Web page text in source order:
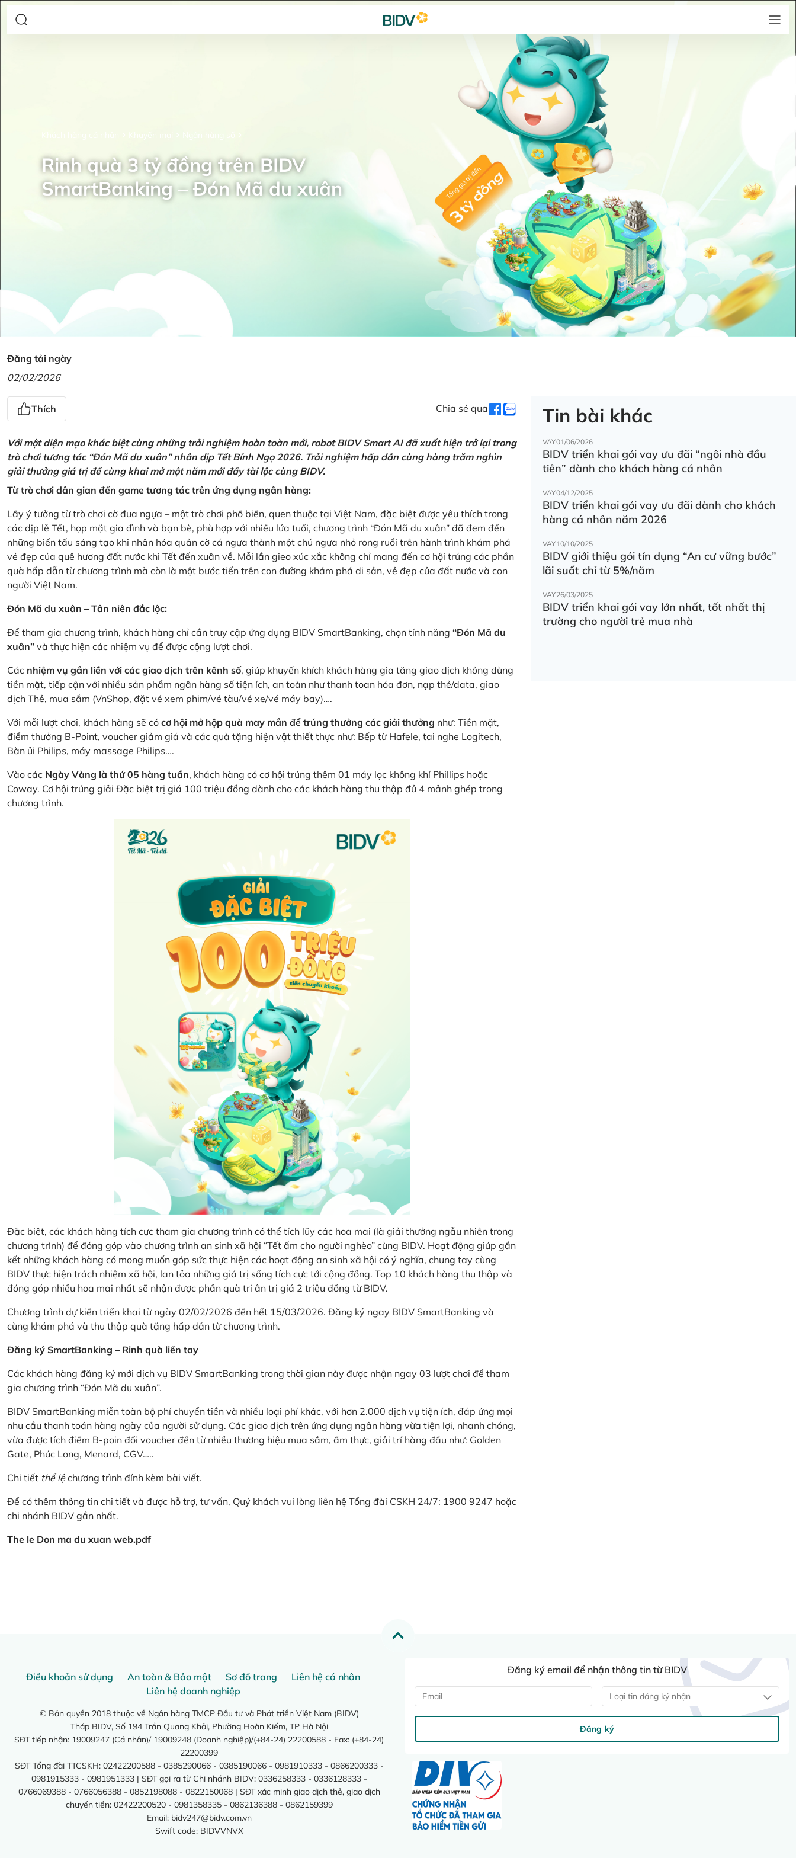
Khuyến mại Ngân hàng số
Rinh quà 3 tỷ đồng trên BIDV
SmartBanking – Đón Mã du xuân
Đăng tải ngày
02/02/2026
Thích Chia sẻ qua
Với một diện mạo khác biệt cùng những trải nghiệm hoàn toàn mới, robot BIDV Smart AI đã xuất hiện trở lại trong
trò chơi tương tác “Đón Mã du xuân” nhân dịp Tết Bính Ngọ 2026. Trải nghiệm hấp dẫn cùng hàng trăm nghìn
giải thưởng giá trị để cùng khai mở một năm mới đầy tài lộc cùng BIDV.
Từ trò chơi dân gian đến game tương tác trên ứng dụng ngân hàng:
Lấy ý tưởng từ trò chơi cờ đua ngựa – một trò chơi phổ biến, quen thuộc tại Việt Nam, đặc biệt được yêu thích trong
các dịp lễ Tết, họp mặt gia đình và bạn bè, phù hợp với nhiều lứa tuổi, chương trình “Đón Mã du xuân” đã đem đến
những biến tấu sáng tạo khi nhân hóa quân cờ cá ngựa thành một chú ngựa nhỏ rong ruổi trên hành trình khám phá
vẻ đẹp của quê hương đất nước khi Tết đến xuân về. Mỗi lần gieo xúc xắc không chỉ mang đến cơ hội trúng các phần
quà hấp dẫn từ chương trình mà còn là một bước tiến trên con đường khám phá di sản, vẻ đẹp của đất nước và con
người Việt Nam.
Đón Mã du xuân – Tân niên đắc lộc:
Để tham gia chương trình, khách hàng chỉ cần truy cập ứng dụng BIDV SmartBanking, chọn tính năng “Đón Mã du
xuân” và thực hiện các nhiệm vụ để được cộng lượt chơi.
Các nhiệm vụ gắn liền với các giao dịch trên kênh số, giúp khuyến khích khách hàng gia tăng giao dịch không dùng
tiền mặt, tiếp cận với nhiều sản phẩm ngân hàng số tiện ích, an toàn như thanh toan hóa đơn, nạp thẻ/data, giao
dịch Thẻ, mua sắm (VnShop, đặt vé xem phim/vé tàu/vé xe/vé máy bay)….
Với mỗi lượt chơi, khách hàng sẽ có cơ hội mở hộp quà may mắn để trúng thưởng các giải thưởng như: Tiền mặt,
điểm thưởng B-Point, voucher giảm giá và các quà tặng hiện vật thiết thực như: Bếp từ Hafele, tai nghe Logitech,
Bàn ủi Philips, máy massage Philips….
Vào các Ngày Vàng là thứ 05 hàng tuần, khách hàng có cơ hội trúng thêm 01 máy lọc không khí Phillips hoặc
Coway. Cơ hội trúng giải Đặc biệt trị giá 100 triệu đồng dành cho các khách hàng thu thập đủ 4 mảnh ghép trong
chương trình.
Đặc biệt, các khách hàng tích cực tham gia chương trình có thể tích lũy các hoa mai (là giải thưởng ngẫu nhiên trong
chương trình) để đóng góp vào chương trình an sinh xã hội “Tết ấm cho người nghèo” cùng BIDV. Hoạt động giúp gắn
kết những khách hàng có mong muốn góp sức thực hiện các hoạt động an sinh xã hội có ý nghĩa, chung tay cùng
BIDV thực hiện trách nhiệm xã hội, lan tỏa những giá trị sống tích cực tới cộng đồng. Top 10 khách hàng thu thập và
đóng góp nhiều hoa mai nhất sẽ nhận được phần quà tri ân trị giá 2 triệu đồng từ BIDV.
Chương trình dự kiến triển khai từ ngày 02/02/2026 đến hết 15/03/2026. Đăng ký ngay BIDV SmartBanking và
cùng khám phá và thu thập quà tặng hấp dẫn từ chương trình.
Đăng ký SmartBanking – Rinh quà liền tay
Các khách hàng đăng ký mới dịch vụ BIDV SmartBanking trong thời gian này được nhận ngay 03 lượt chơi để tham
gia chương trình “Đón Mã du xuân”.
BIDV SmartBanking miễn toàn bộ phí chuyển tiền và nhiều loại phí khác, với hơn 2.000 dịch vụ tiện ích, đáp ứng mọi
nhu cầu thanh toán hàng ngày của người sử dụng. Các giao dịch trên ứng dụng ngân hàng vừa tiện lợi, nhanh chóng,
vừa được tích điểm B-poin đổi voucher đến từ nhiều thương hiệu mua sắm, ẩm thực, giải trí hàng đầu như: Golden
Gate, Phúc Long, Menard, CGV…..
Chi tiết thể lệchương trình đính kèm bài viết.
Để có thêm thông tin chi tiết và được hỗ trợ, tư vấn, Quý khách vui lòng liên hệ Tổng đài CSKH 24/7: 1900 9247 hoặc
chi nhánh BIDV gần nhất.
The le Don ma du xuan web.pdf
Tin bài khác
VAY01/06/2026
BIDV triển khai gói vay ưu đãi “ngôi nhà đầu
tiên” dành cho khách hàng cá nhân
VAY04/12/2025
BIDV triển khai gói vay ưu đãi dành cho khách
hàng cá nhân năm 2026
VAY10/10/2025
BIDV giới thiệu gói tín dụng “An cư vững bước”
lãi suất chỉ từ 5%/năm
VAY26/03/2025
BIDV triển khai gói vay lớn nhất, tốt nhất thị
trường cho người trẻ mua nhà
Điều khoản sử dụng An toàn & Bảo mật Sơ đồ trang
Liên hệ cá nhân
Liên hệ doanh nghiệp
© Bản quyền 2018 thuộc về Ngân hàng TMCP Đầu tư và Phát triển Việt Nam (BIDV)
Tháp BIDV, Số 194 Trần Quang Khải, Phường Hoàn Kiếm, TP Hà Nội
SĐT tiếp nhận: 19009247 (Cá nhân)/ 19009248 (Doanh nghiệp)/(+84-24) 22200588 - Fax: (+84-24)
22200399
SĐT Tổng đài TTCSKH: 02422200588 - 0385290066 - 0385190066 - 0981910333 - 0866200333 -
0981915333 - 0981951333 | SĐT gọi ra từ Chi nhánh BIDV: 0336258333 - 0336128333 -
0766069388 - 0766056388 - 0852198088 - 0822150068 | SĐT xác minh giao dịch thẻ, giao dịch
chuyển tiền: 02422200520 - 0981358335 - 0862136388 - 0862159399
Email: bidv247@bidv.com.vn
Swift code: BIDVVNVX
Đăng ký email để nhận thông tin từ BIDV
Loại tin đăng ký nhận
Đăng ký